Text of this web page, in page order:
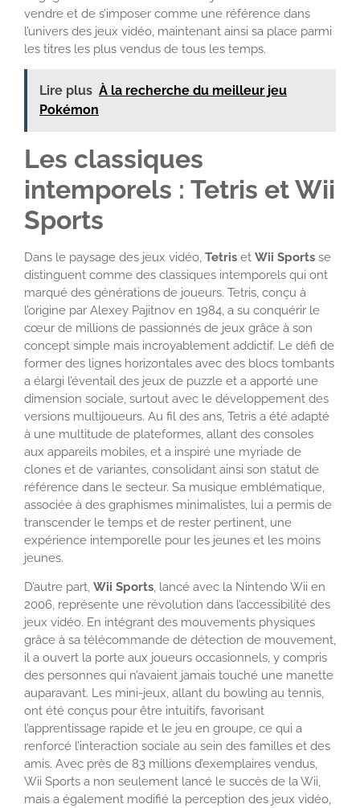
vendre et de s’imposer comme une référence dans
l’univers des jeux vidéo, maintenant ainsi sa place parmi
les titres les plus vendus de tous les temps.
Lire plus À la recherche du meilleur jeu
Pokémon
Les classiques
intemporels : Tetris et Wii
Sports
Dans le paysage des jeux vidéo, Tetris et Wii Sports se
distinguent comme des classiques intemporels qui ont
marqué des générations de joueurs. Tetris, conçu à
l’origine par Alexey Pajitnov en 1984, a su conquérir le
cœur de millions de passionnés de jeux grâce à son
concept simple mais incroyablement addictif. Le défi de
former des lignes horizontales avec des blocs tombants
a élargi l’éventail des jeux de puzzle et a apporté une
dimension sociale, surtout avec le développement des
versions multijoueurs. Au fil des ans, Tetris a été adapté
à une multitude de plateformes, allant des consoles
aux appareils mobiles, et a inspiré une myriade de
clones et de variantes, consolidant ainsi son statut de
référence dans le secteur. Sa musique emblématique,
associée à des graphismes minimalistes, lui a permis de
transcender le temps et de rester pertinent, une
expérience intemporelle pour les jeunes et les moins
jeunes.
D’autre part, Wii Sports, lancé avec la Nintendo Wii en
2006, représente une révolution dans l’accessibilité des
jeux vidéo. En intégrant des mouvements physiques
grâce à sa télécommande de détection de mouvement,
il a ouvert la porte aux joueurs occasionnels, y compris
des personnes qui n’avaient jamais touché une manette
auparavant. Les mini-jeux, allant du bowling au tennis,
ont été conçus pour être intuitifs, favorisant
l’apprentissage rapide et le jeu en groupe, ce qui a
renforcé l’interaction sociale au sein des familles et des
amis. Avec près de 83 millions d’exemplaires vendus,
Wii Sports a non seulement lancé le succès de la Wii,
mais a également modifié la perception des jeux vidéo,